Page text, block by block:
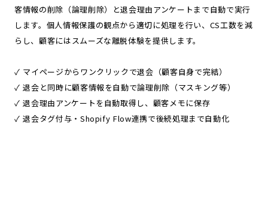
客情報の削除（論理削除）と退会理由アンケートまで自動で実行
します。個人情報保護の観点から適切に処理を行い、CS工数を減
らし、顧客にはスムーズな離脱体験を提供します。
✓ マイページからワンクリックで退会（顧客自身で完結）
✓ 退会と同時に顧客情報を自動で論理削除（マスキング等）
✓ 退会理由アンケートを自動取得し、顧客メモに保存
✓ 退会タグ付与・Shopify Flow連携で後続処理まで自動化